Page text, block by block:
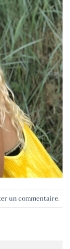
un commentaire.